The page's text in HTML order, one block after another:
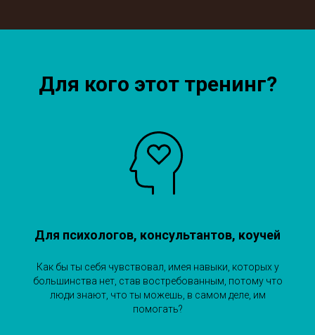
Для кого этот тренинг?
Для психологов, консультантов, коучей
Как бы ты себя чувствовал, имея навыки, которых у
большинства нет, став востребованным, потому что
люди знают, что ты можешь, в самом деле, им
помогать?